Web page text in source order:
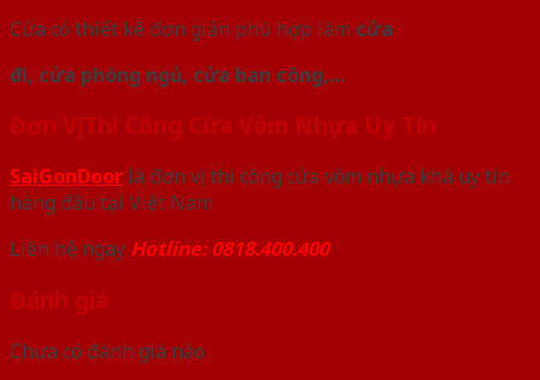
Cửa có thiết kê đơn giản phù hợp làm cửa
đi, cửa phòng ngủ, cửa ban công,…
Đơn Vị Thi Công Cửa Vòm Nhựa Uy Tín
SaiGonDoor là đơn vị thi công cửa vòm nhựa khá uy tín
hàng đầu tại Việt Nam
Liên hệ ngay Hotline: 0818.400.400
Đánh giá
Chưa có đánh giá nào.